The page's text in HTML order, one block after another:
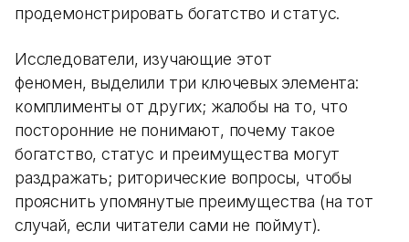
продемонстрировать богатство и статус.
Исследователи, изучающие этот
феномен, выделили три ключевых элемента:
комплименты от других; жалобы на то, что
посторонние не понимают, почему такое
богатство, статус и преимущества могут
раздражать; риторические вопросы, чтобы
прояснить упомянутые преимущества (на тот
случай, если читатели сами не поймут).